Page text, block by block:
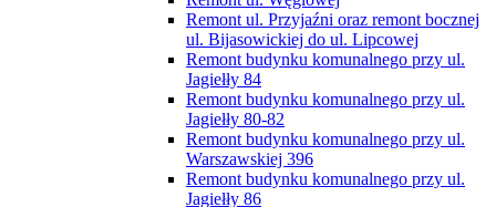
Remont ul. Przyjaźni oraz remont bocznej
ul. Bijasowickiej do ul. Lipcowej
Remont budynku komunalnego przy ul.
Jagiełły 84
Remont budynku komunalnego przy ul.
Jagiełły 80-82
Remont budynku komunalnego przy ul.
Warszawskiej 396
Remont budynku komunalnego przy ul.
Jagiełły 86